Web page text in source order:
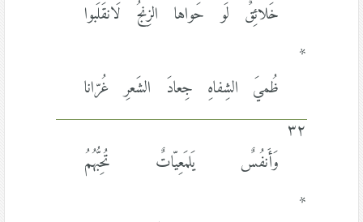
خَلائِقٌ لَو حَواها الزِنجُ لَانقَلَبوا
*
ظُميَ الشِفاهِ جِعادَ الشَعرِ غُرّانا
٣٢
وَأَنفُسٌ يَلمَعِيّاتٌ تُحِبُّهُمُ
*